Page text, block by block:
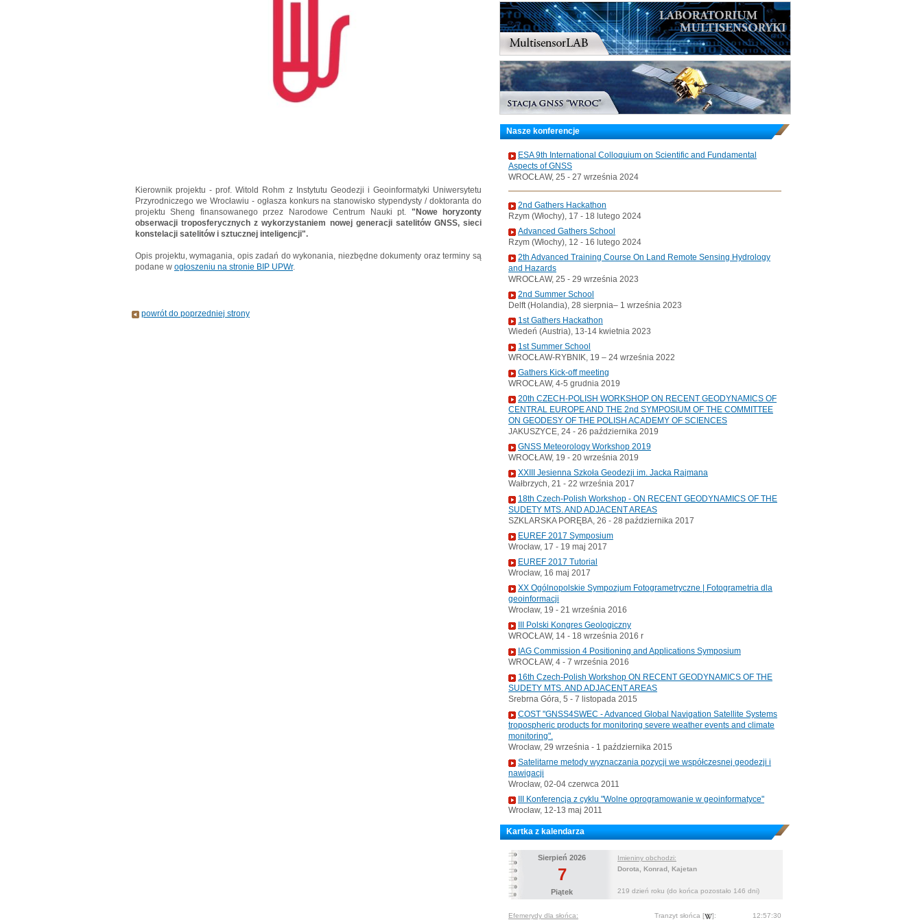
Kierownik projektu - prof. Witold Rohm z Instytutu Geodezji i Geoinformatyki Uniwersytetu
Przyrodniczego we Wrocławiu - ogłasza konkurs na stanowisko stypendysty / doktoranta do
projektu Sheng finansowanego przez Narodowe Centrum Nauki pt. "Nowe horyzonty
obserwacji troposferycznych z wykorzystaniem nowej generacji satelitów GNSS, sieci
konstelacji satelitów i sztucznej inteligencji".
Opis projektu, wymagania, opis zadań do wykonania, niezbędne dokumenty oraz terminy są
podane w ogłoszeniu na stronie BIP UPWr.
powrót do poprzedniej strony
Nasze konferencje
ESA 9th International Colloquium on Scientific and Fundamental
Aspects of GNSS
WROCŁAW, 25 - 27 września 2024
2nd Gathers Hackathon
Rzym (Włochy), 17 - 18 lutego 2024
Advanced Gathers School
Rzym (Włochy), 12 - 16 lutego 2024
2th Advanced Training Course On Land Remote Sensing Hydrology
and Hazards
WROCŁAW, 25 - 29 września 2023
2nd Summer School
Delft (Holandia), 28 sierpnia– 1 września 2023
1st Gathers Hackathon
Wiedeń (Austria), 13-14 kwietnia 2023
1st Summer School
WROCŁAW-RYBNIK, 19 – 24 września 2022
Gathers Kick-off meeting
WROCŁAW, 4-5 grudnia 2019
20th CZECH-POLISH WORKSHOP ON RECENT GEODYNAMICS OF
CENTRAL EUROPE AND THE 2nd SYMPOSIUM OF THE COMMITTEE
ON GEODESY OF THE POLISH ACADEMY OF SCIENCES
JAKUSZYCE, 24 - 26 października 2019
GNSS Meteorology Workshop 2019
WROCŁAW, 19 - 20 września 2019
XXIII Jesienna Szkoła Geodezji im. Jacka Rajmana
Wałbrzych, 21 - 22 września 2017
18th Czech-Polish Workshop - ON RECENT GEODYNAMICS OF THE
SUDETY MTS. AND ADJACENT AREAS
SZKLARSKA PORĘBA, 26 - 28 października 2017
EUREF 2017 Symposium
Wrocław, 17 - 19 maj 2017
EUREF 2017 Tutorial
Wrocław, 16 maj 2017
XX Ogólnopolskie Sympozjum Fotogrametryczne | Fotogrametria dla
geoinformacji
Wrocław, 19 - 21 września 2016
III Polski Kongres Geologiczny
WROCŁAW, 14 - 18 września 2016 r
IAG Commission 4 Positioning and Applications Symposium
WROCŁAW, 4 - 7 września 2016
16th Czech-Polish Workshop ON RECENT GEODYNAMICS OF THE
SUDETY MTS. AND ADJACENT AREAS
Srebrna Góra, 5 - 7 listopada 2015
COST "GNSS4SWEC - Advanced Global Navigation Satellite Systems
tropospheric products for monitoring severe weather events and climate
monitoring".
Wrocław, 29 września - 1 października 2015
Satelitarne metody wyznaczania pozycji we współczesnej geodezji i
nawigacji
Wrocław, 02-04 czerwca 2011
III Konferencja z cyklu "Wolne oprogramowanie w geoinformatyce"
Wrocław, 12-13 maj 2011
Kartka z kalendarza
Sierpień 2026
Imieniny obchodzi:
Dorota, Konrad, Kajetan
219 dzień roku (do końca pozostało 146 dni)
7
Piątek
Efemerydy dla słońca: Tranzyt słońca [ ]: 12:57:30